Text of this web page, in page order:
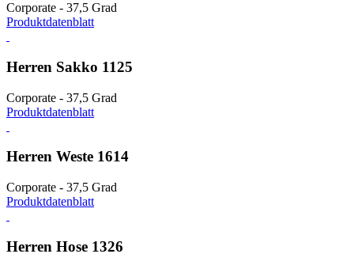
Corporate - 37,5 Grad
Produktdatenblatt
Herren Sakko 1125
Corporate - 37,5 Grad
Produktdatenblatt
Herren Weste 1614
Corporate - 37,5 Grad
Produktdatenblatt
Herren Hose 1326